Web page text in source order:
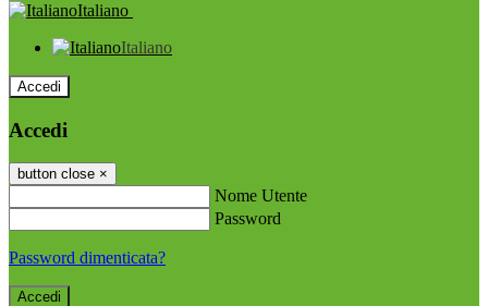
Italiano
Italiano
Accedi
Accedi
button close ×
Nome Utente
Password
Password dimenticata?